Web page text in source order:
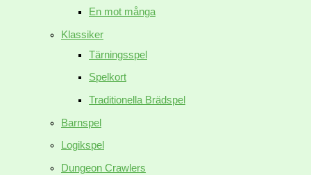
En mot många
Klassiker
Tärningsspel
Spelkort
Traditionella Brädspel
Barnspel
Logikspel
Dungeon Crawlers